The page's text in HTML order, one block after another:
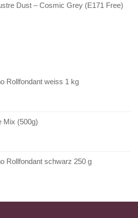
Dust – Cosmic Grey (E171 Free)
Rollfondant weiss 1 kg
Mix (500g)
Rollfondant schwarz 250 g